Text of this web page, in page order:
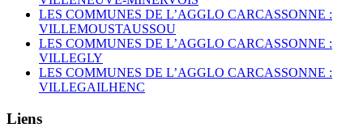
LES COMMUNES DE L’AGGLO CARCASSONNE :
VILLEMOUSTAUSSOU
LES COMMUNES DE L’AGGLO CARCASSONNE :
VILLEGLY
LES COMMUNES DE L’AGGLO CARCASSONNE :
VILLEGAILHENC
Liens